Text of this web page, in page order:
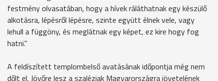
festmény olvasatában, hogy a hívek ráláthatnak egy készülő
alkotásra, lépésről lépésre, szinte együtt élnek vele, vagy
lehull a függöny, és meglátnak egy képet, ez kire hogy fog
hatni."
A feldíszített templombelső avatásának időpontja még nem
dőlt el. Jövőre lesz a szaléziak Magyarországra jövetelének